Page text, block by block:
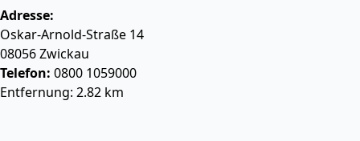
Adresse:
Oskar-Arnold-Straße 14
08056Zwickau
Telefon: 0800 1059000
Entfernung: 2.82 km